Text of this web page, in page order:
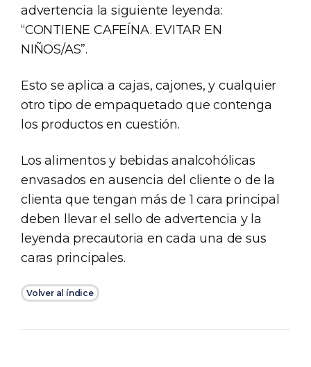
advertencia la siguiente leyenda:
“CONTIENE CAFEÍNA. EVITAR EN
NIÑOS/AS”.
Esto se aplica a cajas, cajones, y cualquier
otro tipo de empaquetado que contenga
los productos en cuestión.
Los alimentos y bebidas analcohólicas
envasados en ausencia del cliente o de la
clienta que tengan más de 1 cara principal
deben llevar el sello de advertencia y la
leyenda precautoria en cada una de sus
caras principales.
Volver al índice